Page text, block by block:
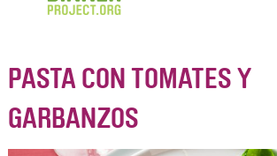
PASTA CON TOMATES Y
GARBANZOS